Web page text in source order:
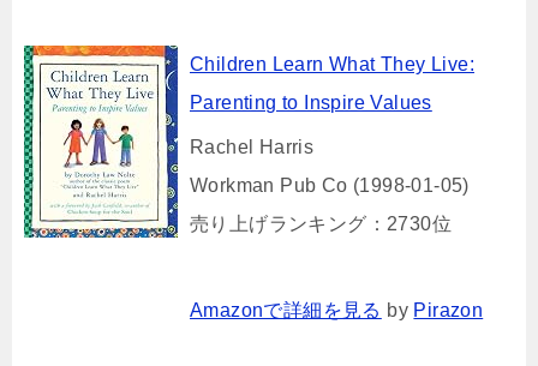
Children Learn What They Live:
Parenting to Inspire Values
Rachel Harris
Workman Pub Co (1998-01-05)
売り上げランキング：2730位
Amazonで詳細を見る by Pirazon